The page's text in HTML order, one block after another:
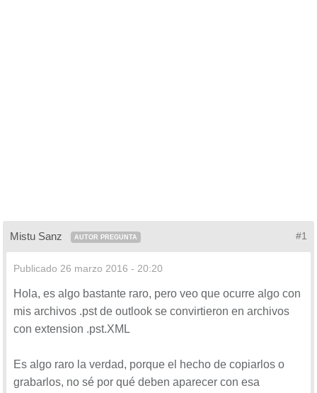
Mistu Sanz AUTOR PREGUNTA #1
Publicado 26 marzo 2016 - 20:20
Hola, es algo bastante raro, pero veo que ocurre algo con
mis archivos .pst de outlook se convirtieron en archivos
con extension .pst.XML
Es algo raro la verdad, porque el hecho de copiarlos o
grabarlos, no sé por qué deben aparecer con esa